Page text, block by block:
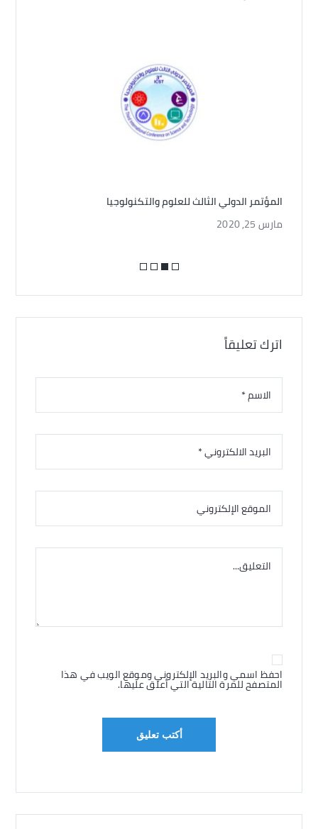
المؤتمر الدولي الثالث للعلوم والتكنولوجيا
مارس 25, 2020
اترك تعليقاً
احفظ اسمي والبريد الإلكتروني وموقع الويب في هذا
المتصفح للمرة التالية التي أعلق عليها.